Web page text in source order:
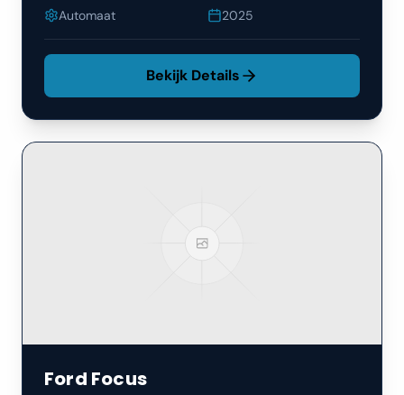
Automaat 2025
Bekijk Details
Ford Focus